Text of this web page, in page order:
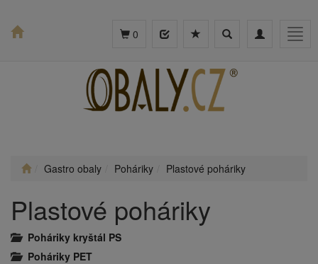
Toggle
Toggle
0
Gastro obaly Poháriky Plastové poháriky
Plastové poháriky
Poháriky kryštál PS
Poháriky PET